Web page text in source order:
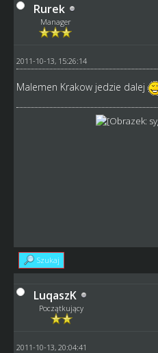
Rurek
Manager
2011-10-13, 15:26:14
Malemen Krakow jedzie dalej
Szukaj
LuqaszK
Początkujący
2011-10-13, 20:04:41